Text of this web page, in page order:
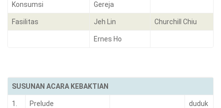
Konsumsi Gereja
Fasilitas Jeh Lin Churchill Chiu
Ernes Ho
SUSUNAN ACARA KEBAKTIAN
1. Prelude duduk